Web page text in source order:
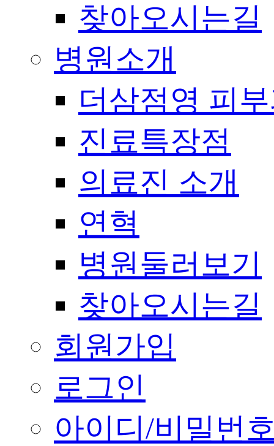
찾아오시는길
병원소개
더삼점영 피
진료특장점
의료진 소개
연혁
병원둘러보기
찾아오시는길
회원가입
로그인
아이디/비밀번